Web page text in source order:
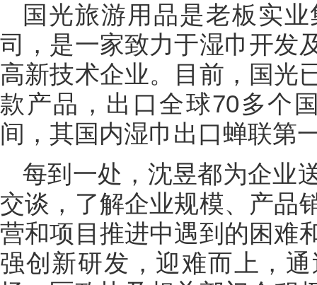
国光旅游用品是老板实
司，是一家致力于湿巾开发
高新技术企业。目前，国光
款产品，出口全球70多个
间，其国内湿巾出口蝉联第
每到一处，沈昱都为企业
交谈，了解企业规模、产品
营和项目推进中遇到的困难
强创新研发，迎难而上，